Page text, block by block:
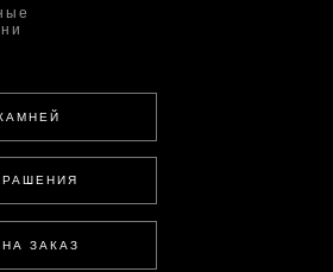
ЗАКАЗ